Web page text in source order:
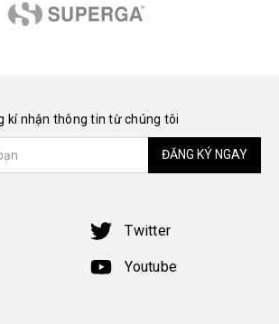
kí nhận thông tin từ chúng tôi
ĐĂNG KÝ NGAY
Twitter
Youtube